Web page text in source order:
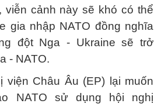
viễn cảnh này sẽ khó có thể
gia nhập NATO đồng nghĩa
đột Nga - Ukraine sẽ trở
- NATO.
viện Châu Âu (EP) lại muốn
NATO sử dụng hội nghị